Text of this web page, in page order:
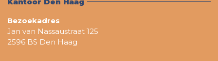
Bezoekadres
Jan van Nassaustraat 125
2596 BS Den Haag